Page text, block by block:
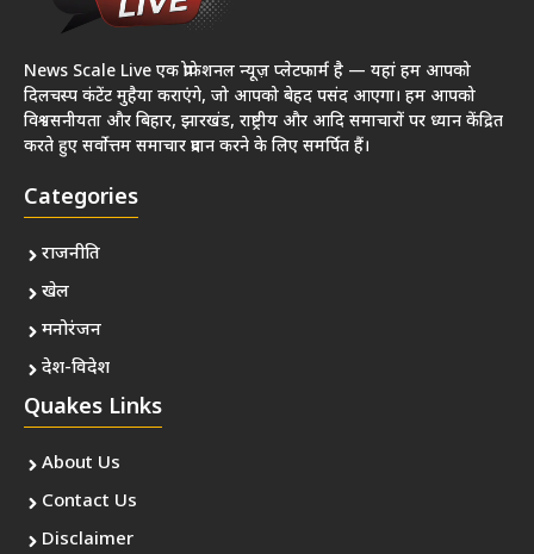
News Scale Live एक प्रोफेशनल न्यूज़ प्लेटफार्म है — यहां हम आपको
दिलचस्प कंटेंट मुहैया कराएंगे, जो आपको बेहद पसंद आएगा। हम आपको
विश्वसनीयता और बिहार, झारखंड, राष्ट्रीय और आदि समाचारों पर ध्यान केंद्रित
करते हुए सर्वोत्तम समाचार प्रदान करने के लिए समर्पित हैं।
Categories
राजनीति
खेल
मनोरंजन
देश-विदेश
Quakes Links
About Us
Contact Us
Disclaimer